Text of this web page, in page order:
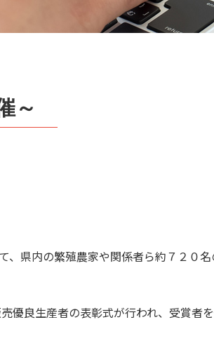
～
、県内の繁殖農家や関係者ら約７２０
優良生産者の表彰式が行われ、受賞者